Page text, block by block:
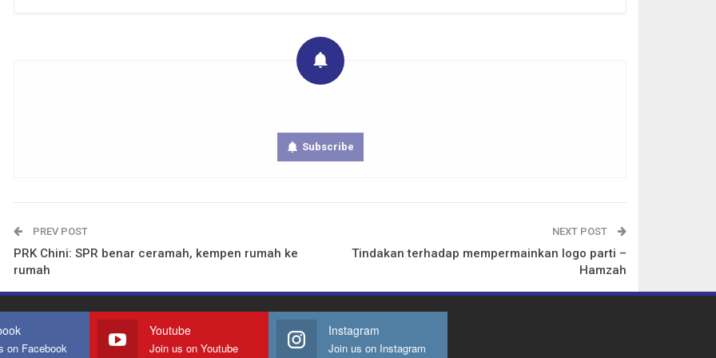
Subscribe
PREV POST
PRK Chini: SPR benar ceramah, kempen rumah ke
rumah
NEXT POST
Tindakan terhadap mempermainkan logo parti –
Hamzah
on Facebook
Youtube
Join us on Youtube
Instagram
Join us on Instagram